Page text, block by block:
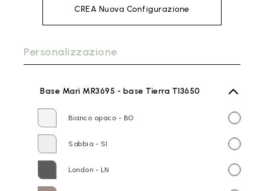
CREA Nuova Configurazione
Personalizzazione
Base Marì MR3695 - base Tierra TI3650
Bianco opaco - BO
Sabbia - SI
London - LN